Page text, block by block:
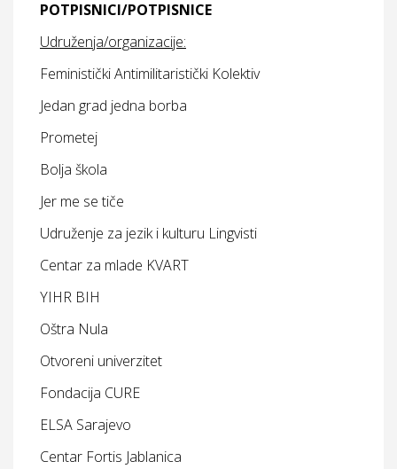
POTPISNICI/POTPISNICE
Udruženja/organizacije:
Feministički Antimilitaristički Kolektiv
Jedan grad jedna borba
Prometej
Bolja škola
Jer me se tiče
Udruženje za jezik i kulturu Lingvisti
Centar za mlade KVART
YIHR BIH
Oštra Nula
Otvoreni univerzitet
Fondacija CURE
ELSA Sarajevo
Centar Fortis Jablanica